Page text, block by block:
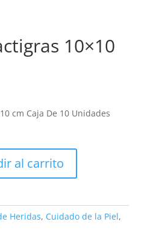
10×10
cm Caja De 10 Unidades
al carrito
Heridas, Cuidado de la Piel,